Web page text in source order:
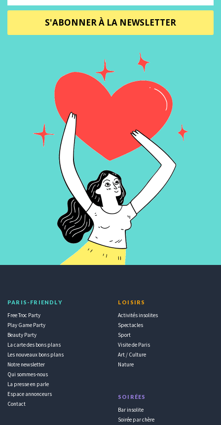
S'ABONNER À LA NEWSLETTER
PARIS-FRIENDLY
Free Troc Party
Play Game Party
Beauty Party
La carte des bons plans
Les nouveaux bons plans
Notre newsletter
Qui sommes-nous
La presse en parle
Espace annonceurs
Contact
LOISIRS
Activités insolites
Spectacles
Sport
Visite de Paris
Art / Culture
Nature
SOIRÉES
Bar insolite
Soirée par chère